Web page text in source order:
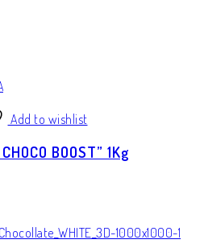
Add to wishlist
BOOST” 1Kg